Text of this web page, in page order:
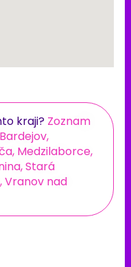
kraji? Zoznam
Medzilaborce,
Stará
Vranov nad